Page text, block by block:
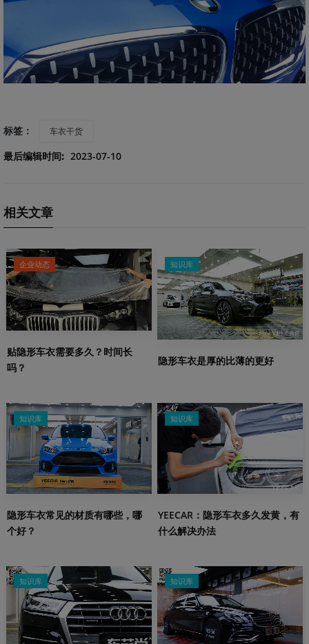
标签： 车衣干货
最后编辑时间: 2023-07-10
相关文章
企业动态
贴隐形车衣需要多久？时间长
吗？
知识库
隐形车衣是厚的比薄的更好
知识库
隐形车衣常见的材质有哪些，哪
个好？
知识库
YEECAR：隐形车衣多久发黄，有
什么解决办法
知识库 知识库